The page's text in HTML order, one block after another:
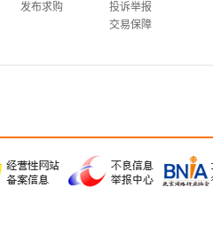
发布求购
投诉举报
交易保障